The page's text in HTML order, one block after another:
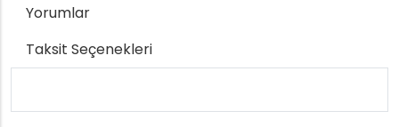
Yorumlar
Taksit Seçenekleri